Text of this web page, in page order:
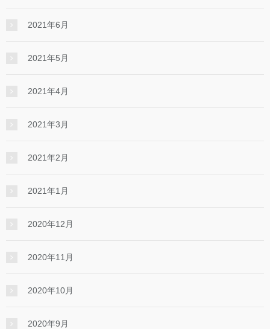
2021年6月
2021年5月
2021年4月
2021年3月
2021年2月
2021年1月
2020年12月
2020年11月
2020年10月
2020年9月